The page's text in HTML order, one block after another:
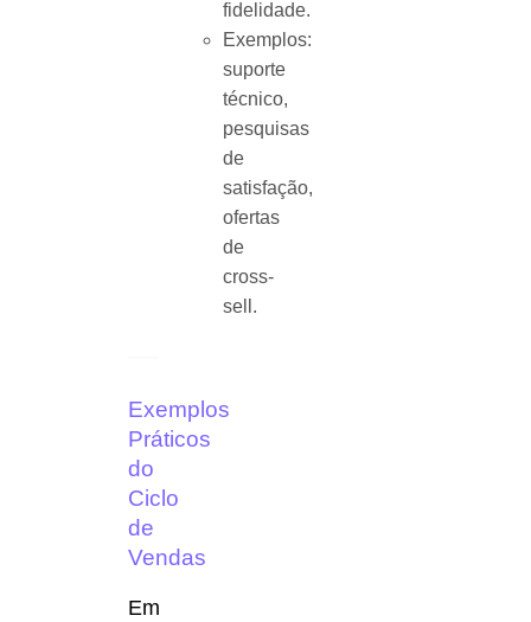
fidelidade.
Exemplos:
suporte
técnico,
pesquisas
de
satisfação,
ofertas
de
cross-
sell.
Exemplos
Práticos
do
Ciclo
de
Vendas
Em